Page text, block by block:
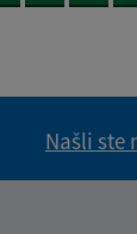
Našli ste